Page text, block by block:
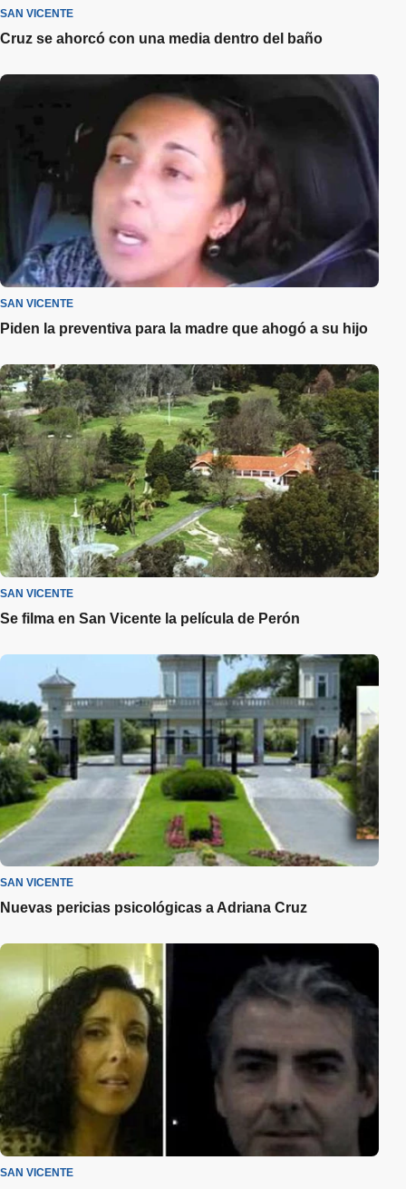
SAN VICENTE
Cruz se ahorcó con una media dentro del baño
SAN VICENTE
Piden la preventiva para la madre que ahogó a su hijo
SAN VICENTE
Se filma en San Vicente la película de Perón
SAN VICENTE
Nuevas pericias psicológicas a Adriana Cruz
SAN VICENTE